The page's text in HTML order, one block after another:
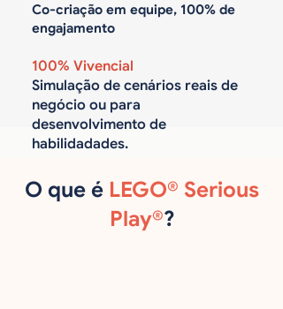
Co-criação em equipe, 100% de
engajamento
100% Vivencial
Simulação de cenários reais de
negócio ou para
desenvolvimento de
habilidadades.
O que é LEGO® Serious
Play®?